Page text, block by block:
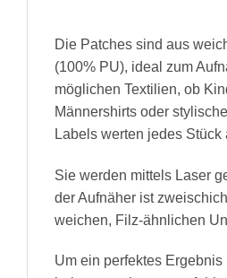
Die Patches sind aus
(100% PU), ideal zum
möglichen Textilien, ob
Männershirts oder
Labels werten jedes Stück
Sie werden mittels Laser
der Aufnäher ist
weichen, Filz-ähnlichen
Um ein perfektes Ergebnis